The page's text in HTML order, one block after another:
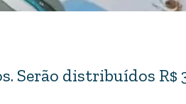
Serão distribuídos R$